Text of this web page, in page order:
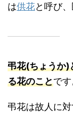
は供花と呼び
弔花(ちょうか)
る花のことです
弔花は故人に